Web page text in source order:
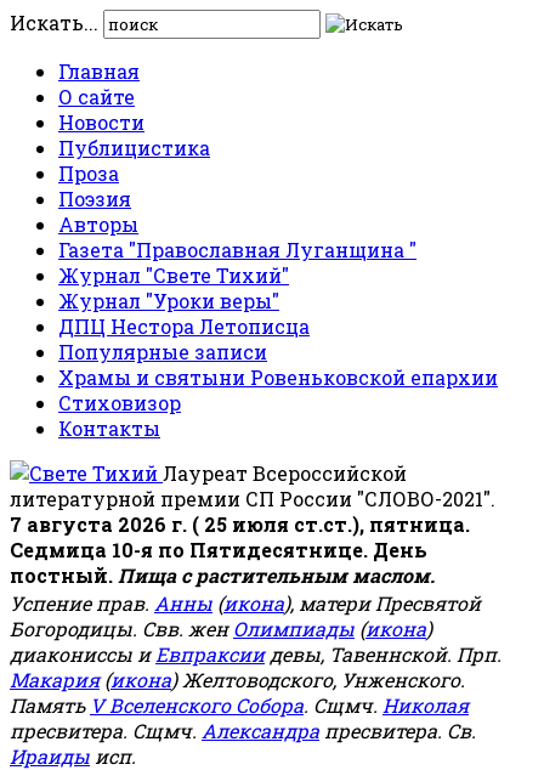
Искать...
Главная
О сайте
Новости
Публицистика
Проза
Поэзия
Авторы
Газета "Православная Луганщина "
Журнал "Свете Тихий"
Журнал "Уроки веры"
ДПЦ Нестора Летописца
Популярные записи
Храмы и святыни Ровеньковской епархии
Стиховизор
Контакты
Лауреат Всероссийской
литературной премии СП России "СЛОВО-2021".
7 августа 2026 г. ( 25 июля ст.ст.), пятница.
Седмица 10-я по Пятидесятнице. День
постный. Пища с растительным маслом.
Успение прав. Анны (икона), матери Пресвятой
Богородицы. Свв. женОлимпиады (икона)
диакониссы иЕвпраксиидевы, Тавеннской. Прп.
Макария(икона) Желтоводского, Унженского.
Память V Вселенского Собора. Сщмч. Николая
пресвитера. Сщмч. Александра пресвитера. Св.
Ираиды исп.